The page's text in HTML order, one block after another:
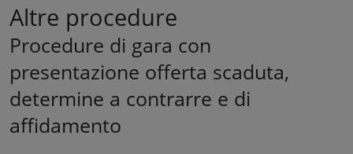
Altre procedure
Procedure di gara con
presentazione offerta scaduta,
determine a contrarre e di
affidamento